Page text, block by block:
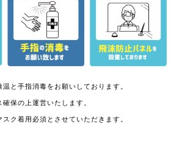
と手指消毒をお願いしております。
保の上運営いたします。
ク着用必須とさせていただきます。